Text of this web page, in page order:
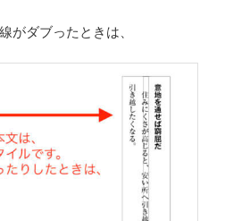
がダブったときは、